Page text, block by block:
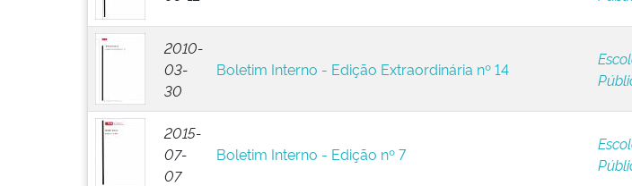
2010-
03-
30
Boletim Interno - Edição Extraordinária nº 14
2015-
07-
07
Boletim Interno - Edição nº 7